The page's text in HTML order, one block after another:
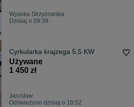
Wysoka Strzyżowska
Dzisiaj o 09:38
Cyrkularka krajzega 5,5 KW
Używane
1 450 zł
Jarosław
Odświeżono dzisiaj o 10:52